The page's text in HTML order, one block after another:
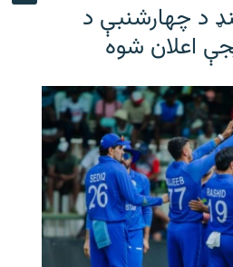
د چهارشنبې د
اعلان شوه